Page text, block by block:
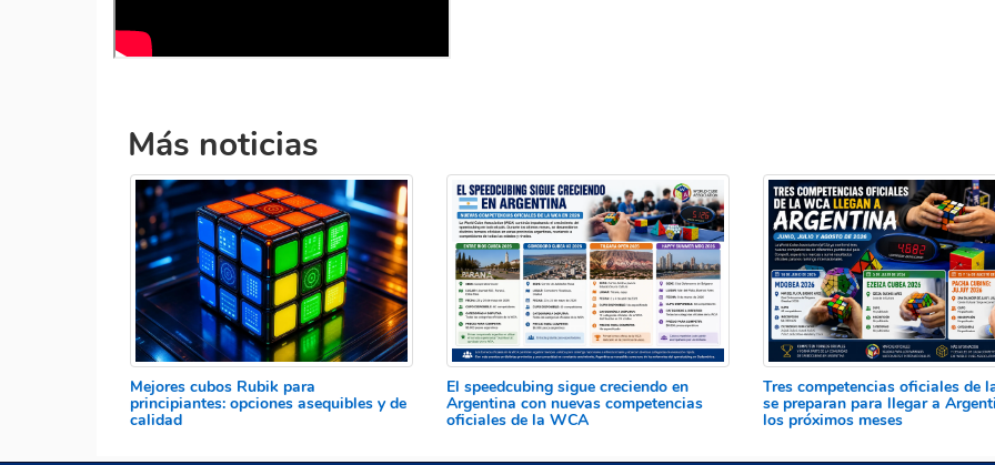
Más noticias
Mejores cubos Rubik para
principiantes: opciones asequibles y de
calidad
El speedcubing sigue creciendo en
Argentina con nuevas competencias
oficiales de la WCA
Tres competencias oficiales de
se preparan para llegar a
los próximos meses